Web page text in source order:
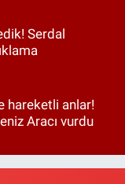
Serdal
hareketli anlar!
Aracı vurdu